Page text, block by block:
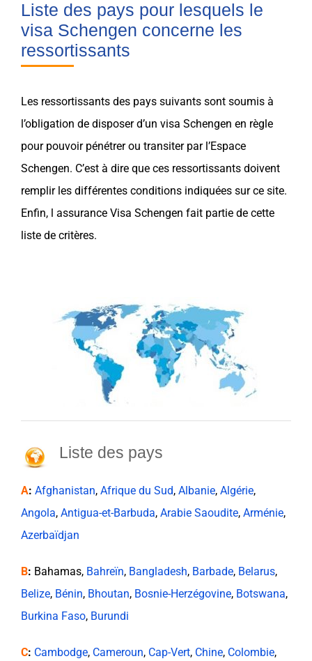
Liste des pays pour lesquels le
visa Schengen concerne les
ressortissants
Les ressortissants des pays suivants sont soumis à
l’obligation de disposer d’un visa Schengen en règle
pour pouvoir pénétrer ou transiter par l’Espace
Schengen. C’est à dire que ces ressortissants doivent
remplir les différentes conditions indiquées sur ce site.
Enfin, l assurance Visa Schengen fait partie de cette
liste de critères.
Liste des pays
A: Afghanistan, Afrique du Sud, Albanie, Algérie,
Angola, Antigua-et-Barbuda, Arabie Saoudite, Arménie,
Azerbaïdjan
B: Bahamas, Bahreïn, Bangladesh, Barbade, Belarus,
Belize, Bénin, Bhoutan, Bosnie-Herzégovine, Botswana,
Burkina Faso, Burundi
C: Cambodge, Cameroun, Cap-Vert, Chine, Colombie,